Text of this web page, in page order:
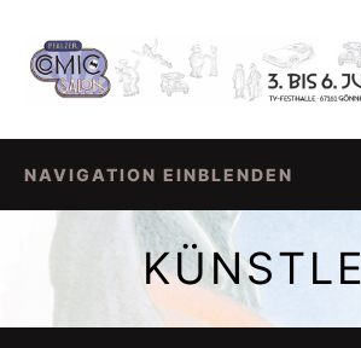
NAVIGATION EINBLENDEN